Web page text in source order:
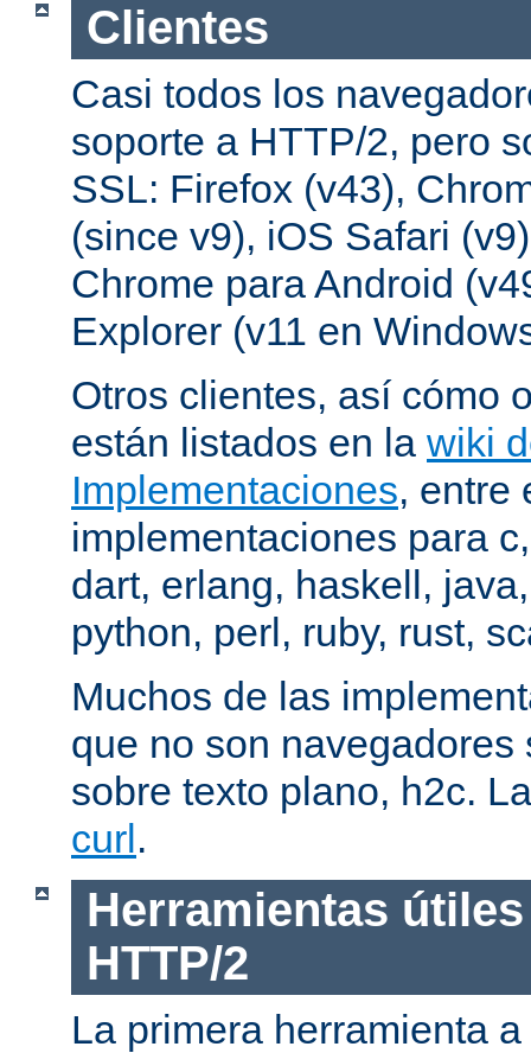
Clientes
Casi todos los
soporte a HTTP/2, pero
SSL: Firefox (v43),
(since v9), iOS Safari
Chrome para Android
Explorer (v11 en
Otros clientes, así cómo
están listados en la wiki
Implementaciones, entre
implementaciones para
dart, erlang, haskell,
python, perl, ruby, rust,
Muchos de las
que no son navegadores
sobre texto plano, h2c.
curl.
Herramientas
HTTP/2
La primera herramienta